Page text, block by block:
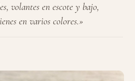
volantes en escote y bajo,
en varios colores.»